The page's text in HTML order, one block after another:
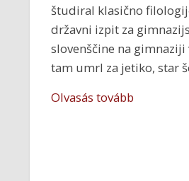
študiral klasično
državni izpit za
slovenščine na
tam umrl za jetiko, star
Olvasás tovább